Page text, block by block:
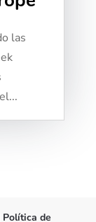
las
Política de
para
y analizar el
a fin de